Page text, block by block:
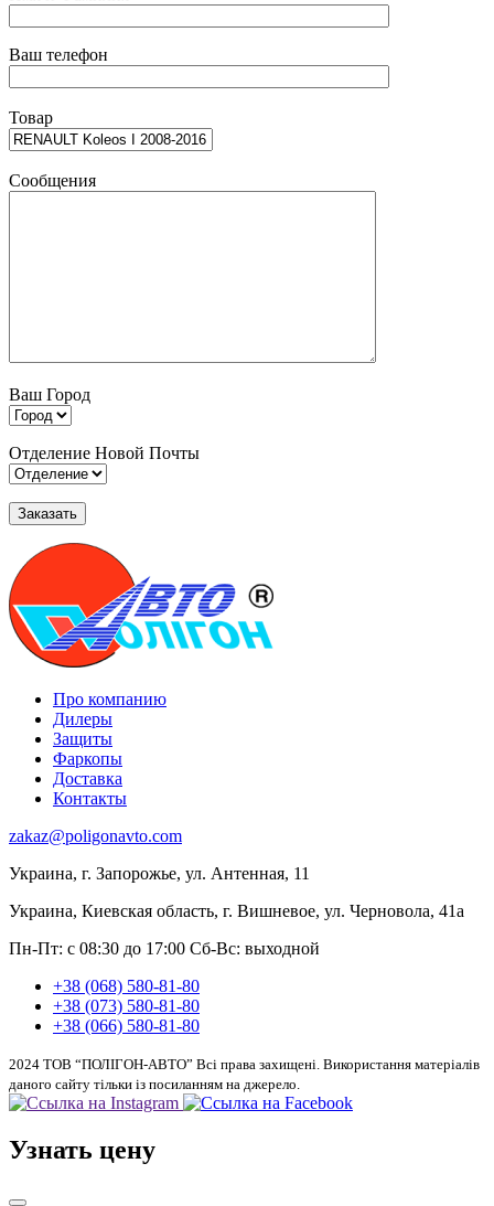
Ваш телефон
Товар
Сообщения
Ваш Город
Отделение Новой Почты
Про компанию
Дилеры
Защиты
Фаркопы
Доставка
Контакты
zakaz@poligonavto.com
Украина, г. Запорожье, ул. Антенная, 11
Украина, Киевская область, г. Вишневое, ул. Черновола, 41а
Пн-Пт: с 08:30 до 17:00 Сб-Вс: выходной
+38 (068) 580-81-80
+38 (073) 580-81-80
+38 (066) 580-81-80
2024 ТОВ “ПОЛІГОН-АВТО” Всі права захищені. Використання матеріалів
даного сайту тільки із посиланням на джерело.
Узнать цену